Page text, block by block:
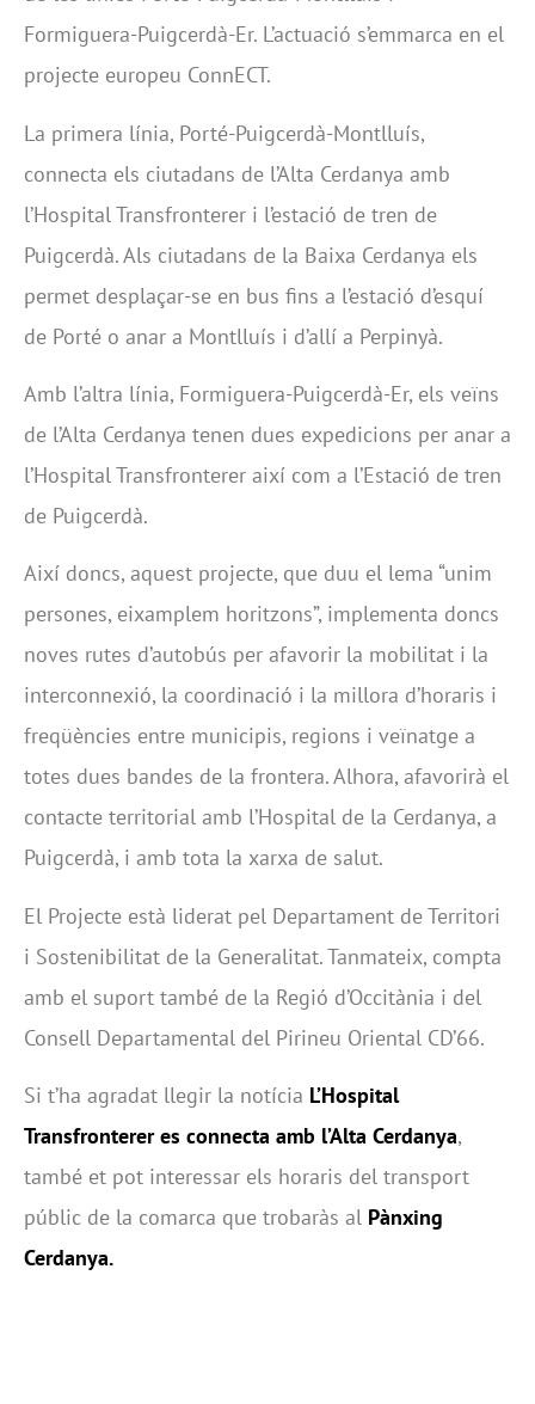
Formiguera-Puigcerdà-Er. L’actuació s’emmarca en el
projecte europeu ConnECT.
La primera línia, Porté-Puigcerdà-Montlluís,
connecta els ciutadans de l’Alta Cerdanya amb
l’Hospital Transfronterer i l’estació de tren de
Puigcerdà. Als ciutadans de la Baixa Cerdanya els
permet desplaçar-se en bus fins a l’estació d’esquí
de Porté o anar a Montlluís i d’allí a Perpinyà.
Amb l’altra línia, Formiguera-Puigcerdà-Er, els veïns
de l’Alta Cerdanya tenen dues expedicions per anar a
l’Hospital Transfronterer així com a l’Estació de tren
de Puigcerdà.
Així doncs, aquest projecte, que duu el lema “unim
persones, eixamplem horitzons”, implementa doncs
noves rutes d’autobús per afavorir la mobilitat i la
interconnexió, la coordinació i la millora d’horaris i
freqüències entre municipis, regions i veïnatge a
totes dues bandes de la frontera. Alhora, afavorirà el
contacte territorial amb l’Hospital de la Cerdanya, a
Puigcerdà, i amb tota la xarxa de salut.
El Projecte està liderat pel Departament de Territori
i Sostenibilitat de la Generalitat. Tanmateix, compta
amb el suport també de la Regió d’Occitània i del
Consell Departamental del Pirineu Oriental CD’66.
Si t’ha agradat llegir la notícia L’Hospital
Transfronterer es connecta amb l’Alta Cerdanya,
també et pot interessar els horaris del transport
públic de la comarca que trobaràs al Pànxing
Cerdanya.